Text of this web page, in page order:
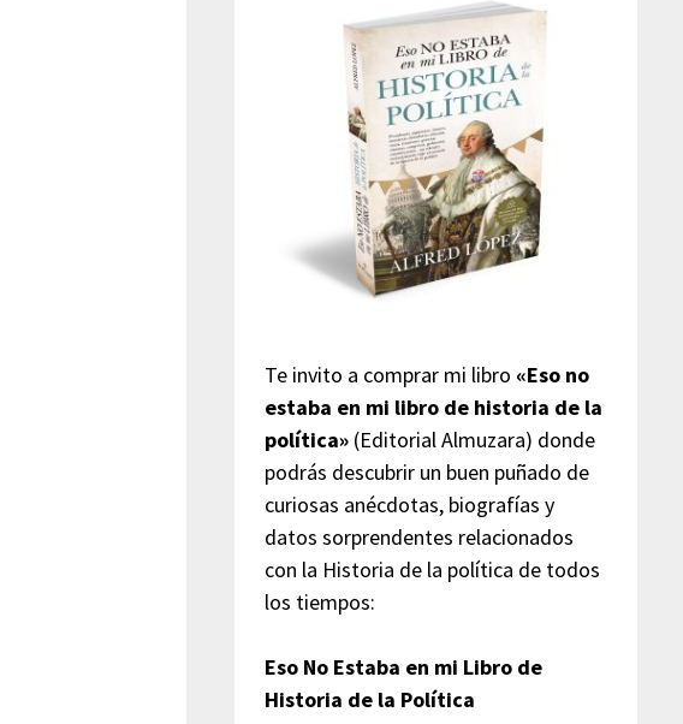
Te invito a comprar mi libro «Eso no
estaba en mi libro de historia de la
política»(Editorial Almuzara) donde
podrás descubrir un buen puñado de
curiosas anécdotas, biografías y
datos sorprendentes relacionados
con la Historia de la política de todos
los tiempos:
Eso No Estaba en mi Libro de
Historia de la Política